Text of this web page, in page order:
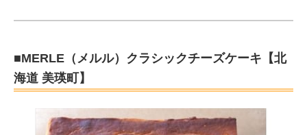
■MERLE（メルル）クラシックチーズケーキ【北
海道 美瑛町】